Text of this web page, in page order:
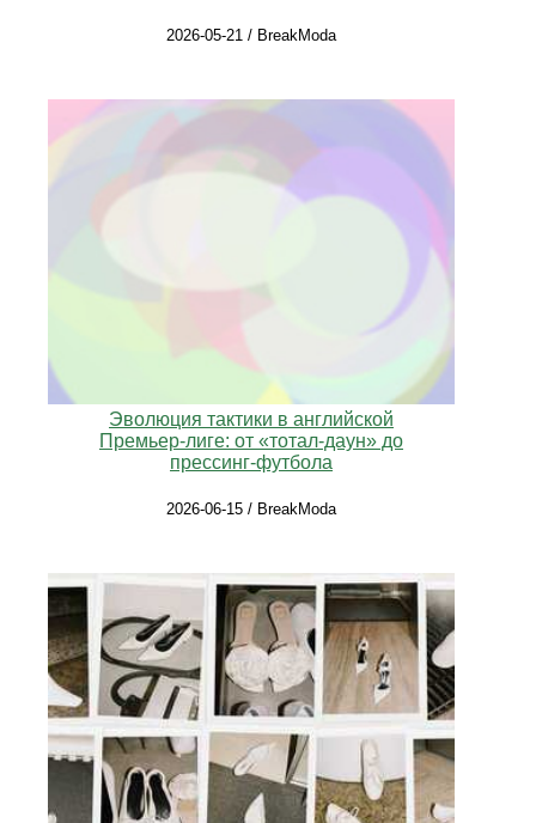
2026-05-21 / BreakModa
Эволюция тактики в английской
Премьер‑лиге: от «тотал‑даун» до
прессинг‑футбола
2026-06-15 / BreakModa